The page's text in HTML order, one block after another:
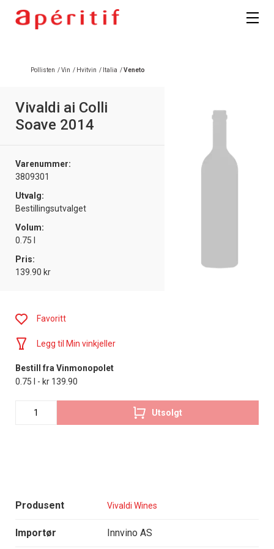
Pollisten /Vin / Hvitvin / Italia /Veneto
Vivaldi ai Colli
Soave 2014
Varenummer:
3809301
Utvalg:
Bestillingsutvalget
Volum:
0.75 l
Pris:
139.90 kr
Produsent Vivaldi Wines
Importør Innvino AS
Favoritt
Legg til Min vinkjeller
Bestill fra Vinmonopolet
0.75 l - kr 139.90
Utsolgt